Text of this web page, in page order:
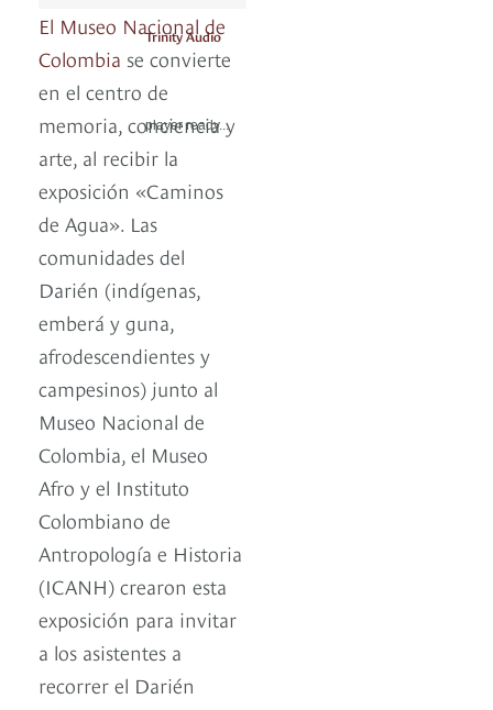
Trinity Audio
player ready...
El Museo Nacional de
Colombia se convierte
en el centro de
memoria, conciencia y
arte, al recibir la
exposición «Caminos
de Agua». Las
comunidades del
Darién (indígenas,
emberá y guna,
afrodescendientes y
campesinos) junto al
Museo Nacional de
Colombia, el Museo
Afro y el Instituto
Colombiano de
Antropología e Historia
(ICANH) crearon esta
exposición para invitar
a los asistentes a
recorrer el Darién